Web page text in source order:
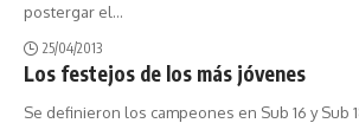
postergar el…
25/04/2013
Los festejos de los más jóvenes
Se definieron los campeones en Sub 16 y Sub